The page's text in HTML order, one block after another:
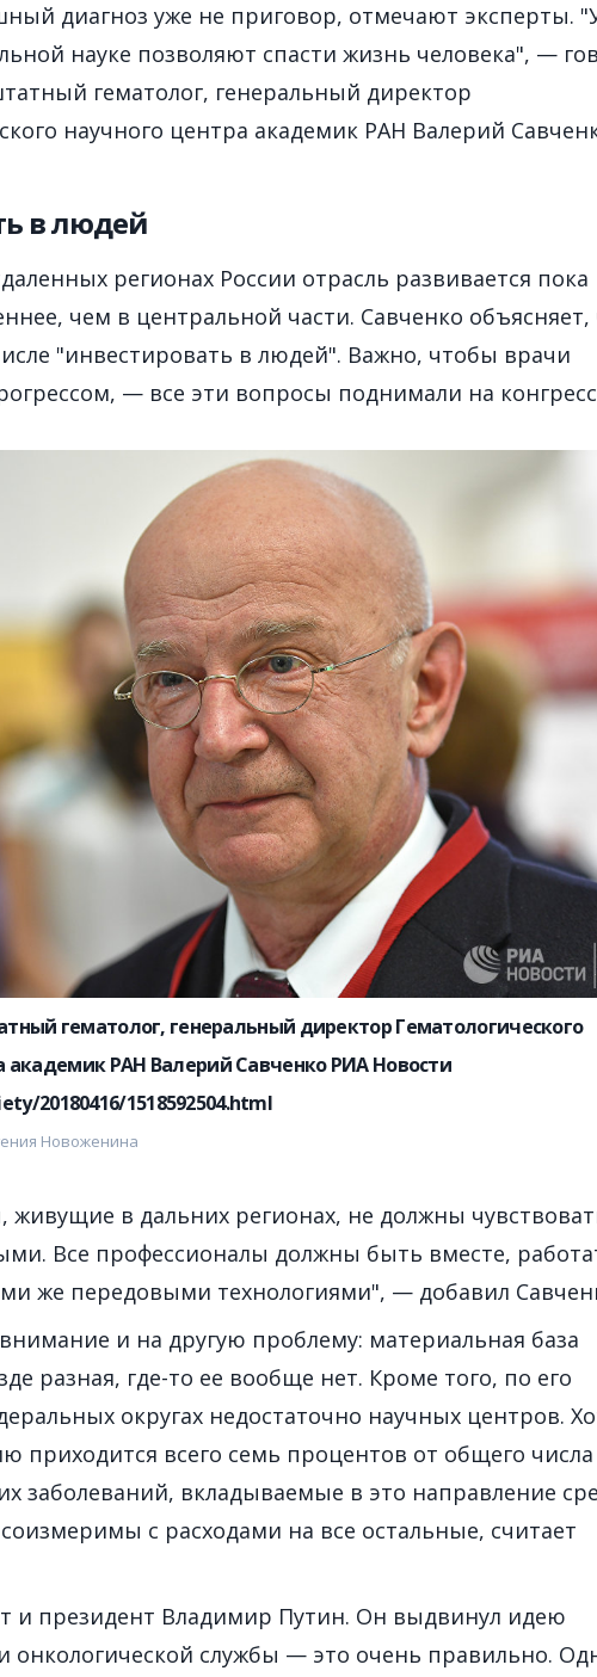
диагноз уже не приговор, отмечают эксперты.
науке позволяют спасти жизнь человека", —
гематолог, генеральный директор
научного центра академик РАН Валерий
в людей
регионах России отрасль развивается пока
чем в центральной части. Савченко объясняет,
"инвестировать в людей". Важно, чтобы врачи
— все эти вопросы поднимали на
гематолог, генеральный директор Гематологического
академик РАН Валерий Савченко РИА Новости
20180416/1518592504.html
Новоженина
живущие в дальних регионах, не должны
Все профессионалы должны быть вместе,
же передовыми технологиями", — добавил
и на другую проблему: материальная база
разная, где-то ее вообще нет. Кроме того, по его
округах недостаточно научных центров.
приходится всего семь процентов от общего числа
заболеваний, вкладываемые в это направление
с расходами на все остальные, считает
и президент Владимир Путин. Он выдвинул идею
онкологической службы — это очень правильно.